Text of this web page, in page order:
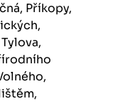
Příkopy,